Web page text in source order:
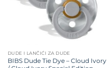
DUDE I LANČIĆI ZA DUDE
BIBS Dude Tie Dye – Cloud Ivory